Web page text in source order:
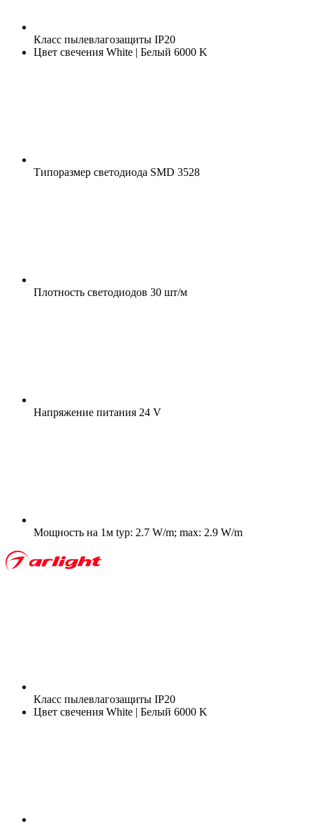
Класс пылевлагозащиты IP20
Цвет свечения White | Белый 6000 K
Типоразмер светодиода SMD 3528
Плотность светодиодов 30 шт/м
Напряжение питания 24 V
Мощность на 1м typ: 2.7 W/m; max: 2.9 W/m
Класс пылевлагозащиты IP20
Цвет свечения White | Белый 6000 K